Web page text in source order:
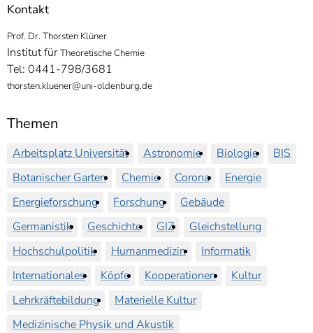
Themen
Arbeitsplatz Universität Astronomie Biologie
BIS
Botanischer Garten
Chemie Corona
Energie
Energieforschung
Forschung
Gebäude
Germanistik
Geschichte GIZ
Gleichstellung
Hochschulpolitik
Humanmedizin
Informatik
Internationales
Köpfe Kooperationen
Kultur
Lehrkräftebildung
Materielle Kultur
Medizinische Physik und Akustik
Kontakt
Prof. Dr. Thorsten Klüner
Institut fürTheoretische Chemie
Tel: 0441-798/3681
thorsten.kluener@uni-oldenburg.de